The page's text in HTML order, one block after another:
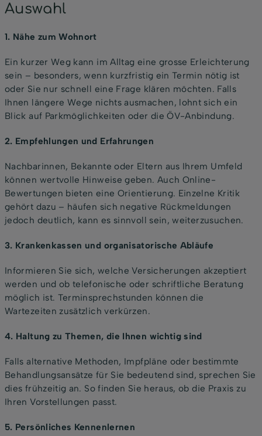
Auswahl
1. Nähe zum Wohnort
Ein kurzer Weg kann im Alltag eine grosse Erleichterung
sein – besonders, wenn kurzfristig ein Termin nötig ist
oder Sie nur schnell eine Frage klären möchten. Falls
Ihnen längere Wege nichts ausmachen, lohnt sich ein
Blick auf Parkmöglichkeiten oder die ÖV-Anbindung.
2. Empfehlungen und Erfahrungen
Nachbarinnen, Bekannte oder Eltern aus Ihrem Umfeld
können wertvolle Hinweise geben. Auch Online-
Bewertungen bieten eine Orientierung. Einzelne Kritik
gehört dazu – häufen sich negative Rückmeldungen
jedoch deutlich, kann es sinnvoll sein, weiterzusuchen.
3. Krankenkassen und organisatorische Abläufe
Informieren Sie sich, welche Versicherungen akzeptiert
werden und ob telefonische oder schriftliche Beratung
möglich ist. Terminsprechstunden können die
Wartezeiten zusätzlich verkürzen.
4. Haltung zu Themen, die Ihnen wichtig sind
Falls alternative Methoden, Impfpläne oder bestimmte
Behandlungsansätze für Sie bedeutend sind, sprechen Sie
dies frühzeitig an. So finden Sie heraus, ob die Praxis zu
Ihren Vorstellungen passt.
5. Persönliches Kennenlernen